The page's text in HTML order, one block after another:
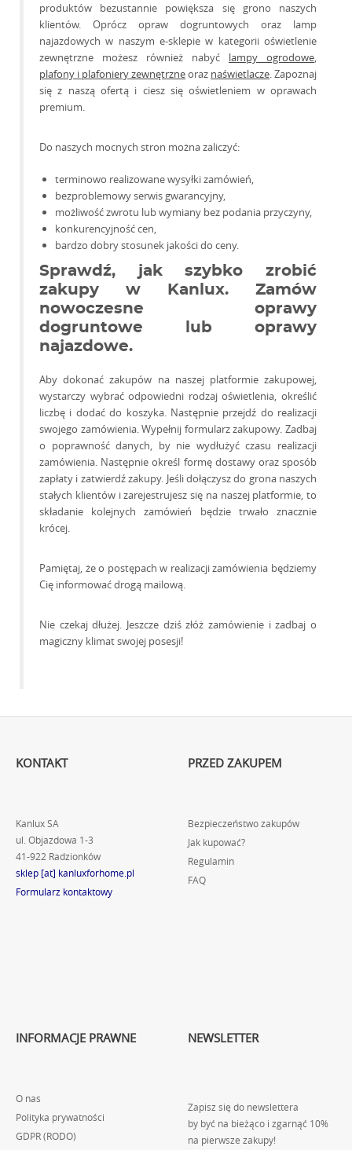
produktów bezustannie powiększa się grono naszych
klientów. Oprócz opraw dogruntowych oraz lamp
najazdowych w naszym e-sklepie w kategorii oświetlenie
zewnętrzne możesz również nabyć lampy ogrodowe,
plafony i plafoniery zewnętrzneoraz naświetlacze. Zapoznaj
się z naszą ofertą i ciesz się oświetleniem w oprawach
premium.
Do naszych mocnych stron można zaliczyć:
terminowo realizowane wysyłki zamówień,
bezproblemowy serwis gwarancyjny,
możliwość zwrotu lub wymiany bez podania przyczyny,
konkurencyjność cen,
bardzo dobry stosunek jakości do ceny.
Sprawdź, jak szybko zrobić
zakupy w Kanlux. Zamów
nowoczesne oprawy
dogruntowe lub oprawy
najazdowe.
Aby dokonać zakupów na naszej platformie zakupowej,
wystarczy wybrać odpowiedni rodzaj oświetlenia, określić
liczbę i dodać do koszyka. Następnie przejdź do realizacji
swojego zamówienia. Wypełnij formularz zakupowy. Zadbaj
o poprawność danych, by nie wydłużyć czasu realizacji
zamówienia. Następnie określ formę dostawy oraz sposób
zapłaty i zatwierdź zakupy. Jeśli dołączysz do grona naszych
stałych klientów i zarejestrujesz się na naszej platformie, to
składanie kolejnych zamówień będzie trwało znacznie
krócej.
Pamiętaj, że o postępach w realizacji zamówienia będziemy
Cię informować drogą mailową.
Nie czekaj dłużej. Jeszcze dziś złóż zamówienie i zadbaj o
magiczny klimat swojej posesji!
KONTAKT
Kanlux SA
ul. Objazdowa 1-3
41-922 Radzionków
sklep [at] kanluxforhome.pl
Formularz kontaktowy
PRZED ZAKUPEM
Bezpieczeństwo zakupów
Jak kupować?
Regulamin
FAQ
INFORMACJE PRAWNE
O nas
Polityka prywatności
GDPR (RODO)
NEWSLETTER
Zapisz się do newslettera
by być na bieżąco i zgarnąć 10%
na pierwsze zakupy!